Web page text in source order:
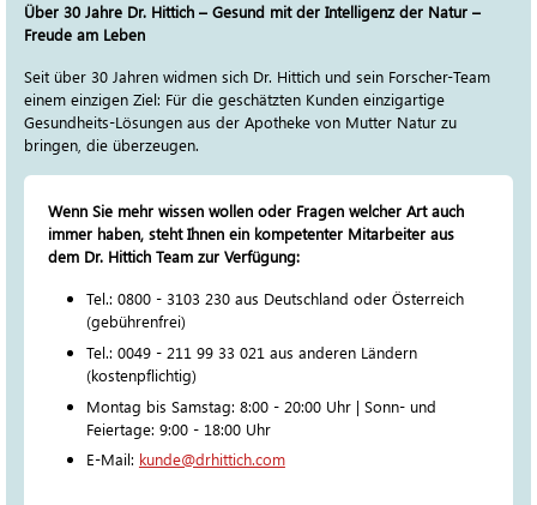
Über 30 Jahre Dr. Hittich – Gesund mit der Intelligenz der Natur –
Freude am Leben
Seit über 30 Jahren widmen sich Dr. Hittich und sein Forscher-Team
einem einzigen Ziel: Für die geschätzten Kunden einzigartige
Gesundheits-Lösungen aus der Apotheke von Mutter Natur zu
bringen, die überzeugen.
Wenn Sie mehr wissen wollen oder Fragen welcher Art auch
immer haben, steht Ihnen ein kompetenter Mitarbeiter aus
dem Dr. Hittich Team zur Verfügung:
Tel.: 0800 - 3103 230 aus Deutschland oder Österreich
(gebührenfrei)
Tel.: 0049 - 211 99 33 021 aus anderen Ländern
(kostenpflichtig)
Montag bis Samstag: 8:00 - 20:00 Uhr | Sonn- und
Feiertage: 9:00 - 18:00 Uhr
E-Mail: kunde@drhittich.com